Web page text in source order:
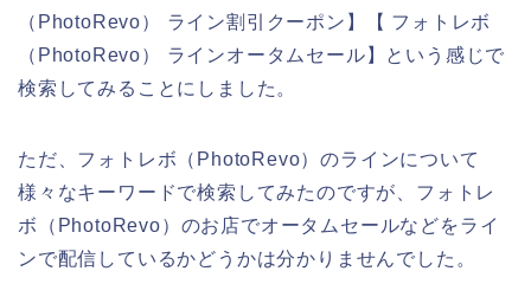
（PhotoRevo） ライン割引クーポン】【 フォトレボ
（PhotoRevo） ラインオータムセール】という感じで
検索してみることにしました。
ただ、フォトレボ（PhotoRevo）のラインについて
様々なキーワードで検索してみたのですが、フォトレ
ボ（PhotoRevo）のお店でオータムセールなどをライ
ンで配信しているかどうかは分かりませんでした。